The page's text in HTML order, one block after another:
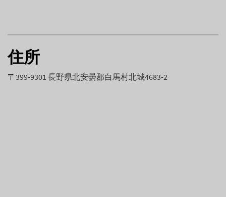
住所
〒399-9301 長野県北安曇郡白馬村北城4683-2